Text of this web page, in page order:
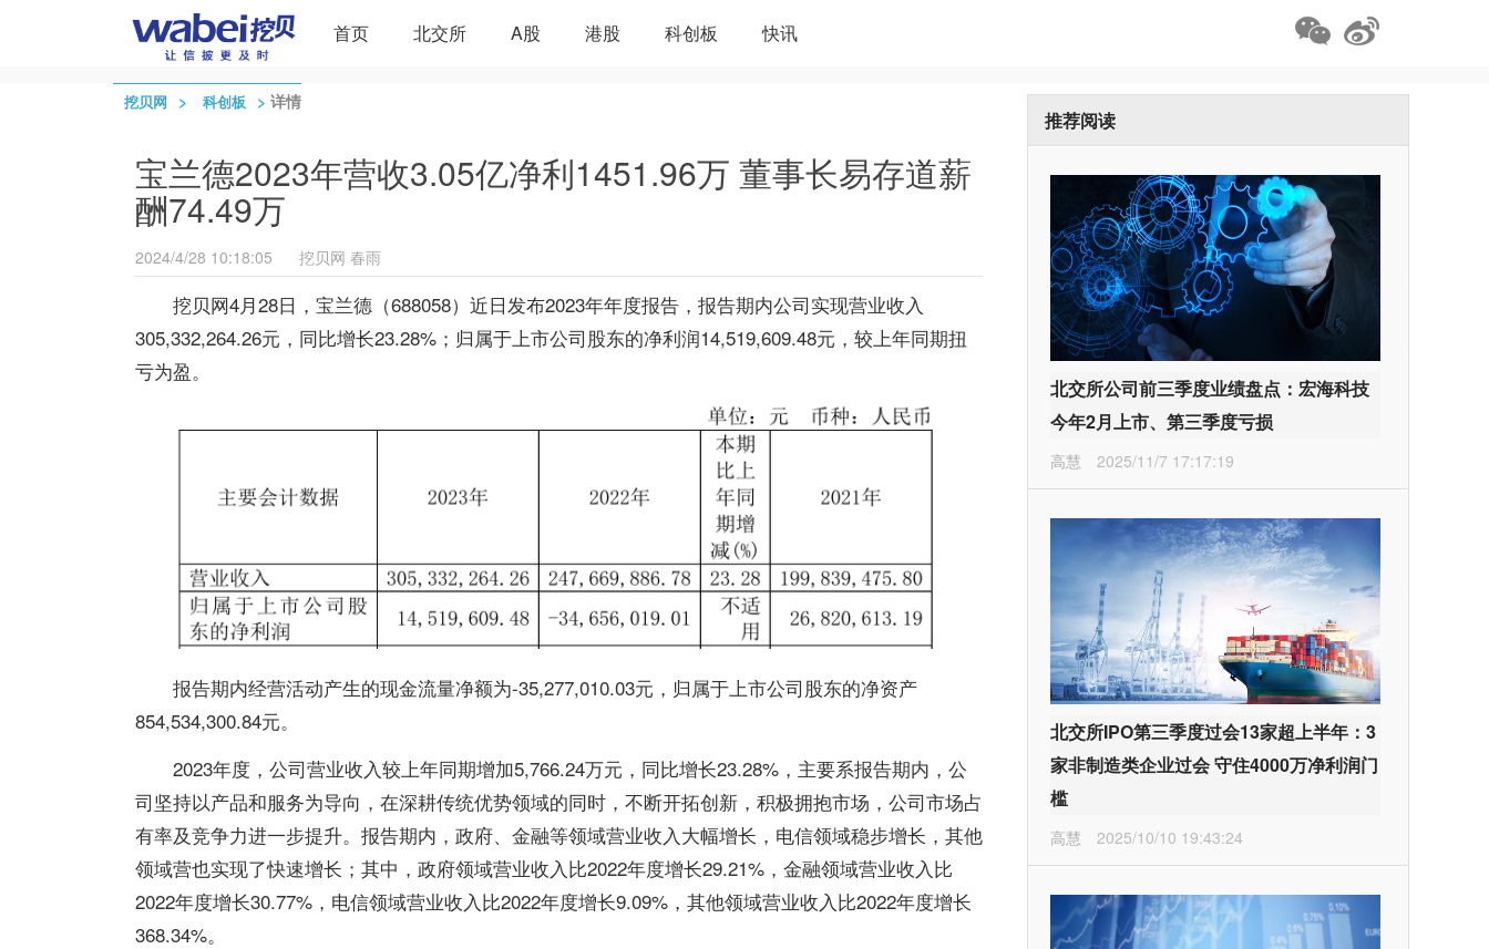
首页 北交所 A股 港股 科创板 快讯
挖贝网 > 科创板 > 详情
宝兰德2023年营收3.05亿净利1451.96万 董事长易存道薪
酬74.49万
2024/4/28 10:18:05 挖贝网 春雨
挖贝网4月28日，宝兰德（688058）近日发布2023年年度报告，报告期内公司实现营业收入
305,332,264.26元，同比增长23.28%；归属于上市公司股东的净利润14,519,609.48元，较上年同期扭
亏为盈。
报告期内经营活动产生的现金流量净额为-35,277,010.03元，归属于上市公司股东的净资产
854,534,300.84元。
2023年度，公司营业收入较上年同期增加5,766.24万元，同比增长23.28%，主要系报告期内，公
司坚持以产品和服务为导向，在深耕传统优势领域的同时，不断开拓创新，积极拥抱市场，公司市场占
有率及竞争力进一步提升。报告期内，政府、金融等领域营业收入大幅增长，电信领域稳步增长，其他
领域营也实现了快速增长；其中，政府领域营业收入比2022年度增长29.21%，金融领域营业收入比
2022年度增长30.77%，电信领域营业收入比2022年度增长9.09%，其他领域营业收入比2022年度增长
368.34%。
推荐阅读
北交所公司前三季度业绩盘点：宏海科技
今年2月上市、第三季度亏损
高慧 2025/11/7 17:17:19
北交所IPO第三季度过会13家超上半年：3
家非制造类企业过会 守住4000万净利润门
槛
高慧 2025/10/10 19:43:24